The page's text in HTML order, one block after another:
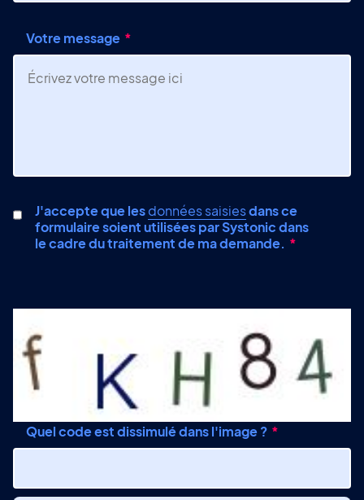
Votre message
J'accepte que lesdonnées saisiesdans ce
formulaire soient utilisées par Systonic dans
le cadre du traitement de ma demande.
Quel code est dissimulé dans l'image ?